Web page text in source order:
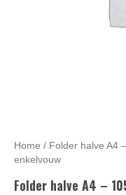
Home / Folder halve A4
enkelvouw
Folder halve A4 –